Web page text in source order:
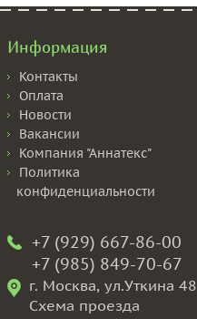
Информация
Контакты
Оплата
Новости
Вакансии
Компания "Аннатекс"
Политика
конфиденциальности
+7 (929) 667-86-00
+7 (985) 849-70-67
г. Москва, ул.Уткина 48
Схема проезда